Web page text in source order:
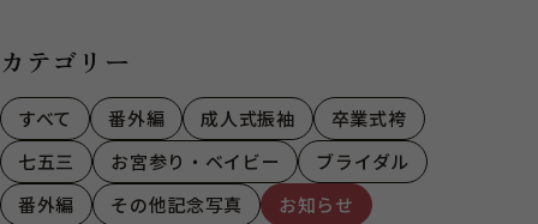
カテゴリー
すべて 番外編 成人式振袖
卒業式袴
七五三
お宮参り・ベイビー
ブライダル
番外編
その他記念写真 お知らせ